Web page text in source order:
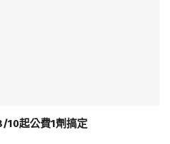
10起公費1劑搞定